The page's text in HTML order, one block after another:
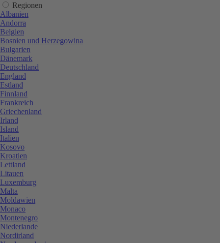
Regionen
Albanien
Andorra
Belgien
Bosnien und Herzegowina
Bulgarien
Dänemark
Deutschland
England
Estland
Finnland
Frankreich
Griechenland
Irland
Island
Italien
Kosovo
Kroatien
Lettland
Litauen
Luxemburg
Malta
Moldawien
Monaco
Montenegro
Niederlande
Nordirland